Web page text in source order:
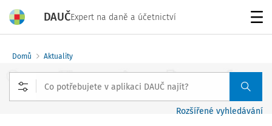
DAUČExpert na daně a účetnictví
Domů Aktuality
Rozšířené vyhledávání